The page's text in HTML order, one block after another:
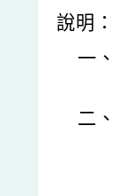
說明：
一、
二、